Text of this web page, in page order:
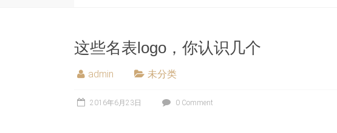
这些名表logo，你认识几个
admin 未分类
2016年6月23日 0 Comment